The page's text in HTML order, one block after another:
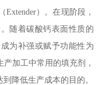
）。在现阶段，
随着碳酸钙表面性质的
为补强或赋予功能性为
加工中常用的填充剂，
降低生产成本的目的。